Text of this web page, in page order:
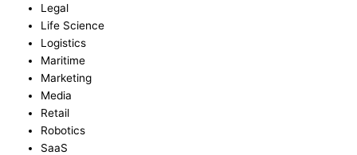
Legal
Life Science
Logistics
Maritime
Marketing
Media
Retail
Robotics
SaaS